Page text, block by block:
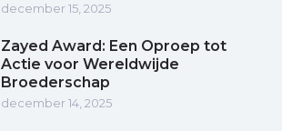
december 15, 2025
Zayed Award: Een Oproep tot
Actie voor Wereldwijde
Broederschap
december 14, 2025